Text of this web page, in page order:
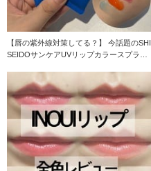
【唇の紫外線対策してる？】 今話題のSHI
SEIDOサンケアUVリップカラースプラッ